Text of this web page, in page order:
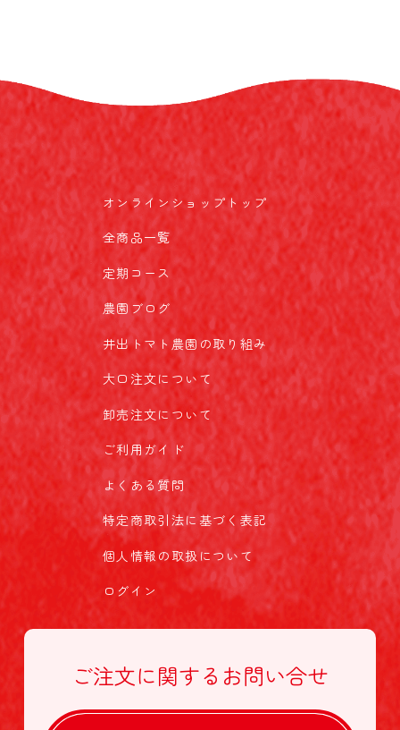
オンラインショップトップ
全商品一覧
定期コース
農園ブログ
井出トマト農園の取り組み
大口注文について
卸売注文について
ご利用ガイド
よくある質問
特定商取引法に基づく表記
個人情報の取扱について
ログイン
ご注文に関する お問い合せ